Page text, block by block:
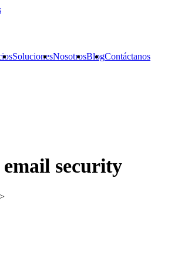
SolucionesNosotrosBlogContáctanos
email security